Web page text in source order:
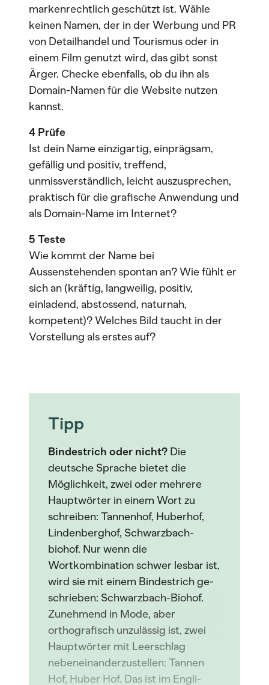
markenrechtlich geschützt ist. Wähle
keinen Namen, der in der Werbung und PR
von Detailhandel und Tourismus oder in
einem Film genutzt wird, das gibt sonst
Ärger. Checke ebenfalls, ob du ihn als
Domain-Namen für die Website nutzen
kannst.
4 Prüfe
Ist dein Name einzigartig, einprägsam,
gefällig und positiv, treffend,
unmissverständlich, leicht auszusprechen,
praktisch für die grafische Anwendung und
als Domain-Name im Internet?
5 Teste
Wie kommt der Name bei
Aussenstehenden spontan an? Wie fühlt er
sich an (kräftig, langweilig, positiv,
einladend, abstossend, naturnah,
kompetent)? Welches Bild taucht in der
Vorstellung als erstes auf?
Tipp
Bindestrich oder nicht? Die
deutsche Sprache bietet die
Möglichkeit, zwei oder mehrere
Hauptwörter in einem Wort zu
schreiben: Tannenhof, Huberhof,
Lindenberghof, Schwarzbach-
biohof. Nur wenn die
Wortkombination schwer lesbar ist,
wird sie mit einem Bindestrich ge-
schrieben: Schwarzbach-Biohof.
Zunehmend in Mode, aber
orthografisch unzulässig ist, zwei
Hauptwörter mit Leerschlag
nebeneinanderzustellen: Tannen
Hof, Huber Hof. Das ist im Engli-